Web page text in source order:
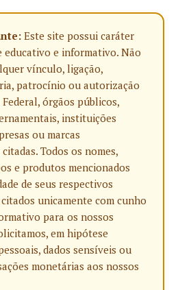
Este site possui caráter
educativo e informativo. Não
vínculo, ligação,
patrocínio ou autorização
órgãos públicos,
instituições
ou marcas
Todos os nomes,
e produtos mencionados
de seus respectivos
unicamente com cunho
para os nossos
em hipótese
dados sensíveis ou
monetárias aos nossos